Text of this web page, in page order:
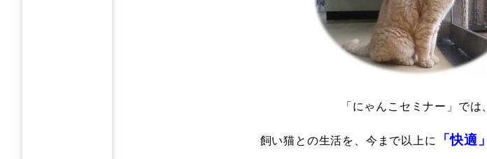
「にゃんこセミナー」では、
飼い猫との生活を、今まで以上に 「快適」